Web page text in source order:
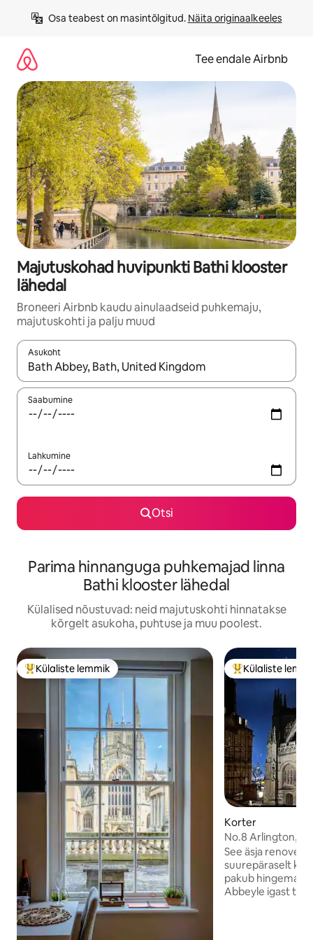
Osa teabest on masintõlgitud. Näita originaalkeeles
Tee endale Airbnb
Majutuskohad huvipunkti Bathi klooster
lähedal
Broneeri Airbnb kaudu ainulaadseid puhkemaju,
majutuskohti ja palju muud
Asukoht
Kui tulemused on kuvatud, liigu ekraanil nooleklahvidega või
Saabumine
Lahkumine
Otsi
Parima hinnanguga puhkemajad linna
Bathi klooster lähedal
Külalised nõustuvad: neid majutuskohti hinnatakse
kõrgelt asukoha, puhtuse ja muu poolest.
Külaliste suur lemmik
Külaliste lemmik Külaliste suur
Külaliste
Korter
No.8 Arlington,
See äsja
suurepäraselt
pakub
Abbeyle igast